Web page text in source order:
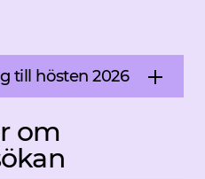
till hösten 2026
om